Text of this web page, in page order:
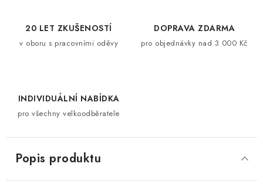
20 LET ZKUŠENOSTÍ
v oboru s pracovními oděvy
DOPRAVA ZDARMA
pro objednávky nad 3 000 Kč
INDIVIDUÁLNÍ NABÍDKA
pro všechny velkoodběratele
Popis produktu